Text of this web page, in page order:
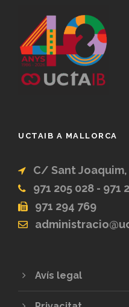
UCTAIB A MALLORCA
C/ Sant Joaquim,
971 205 028 - 971
971 294 769
Avís legal